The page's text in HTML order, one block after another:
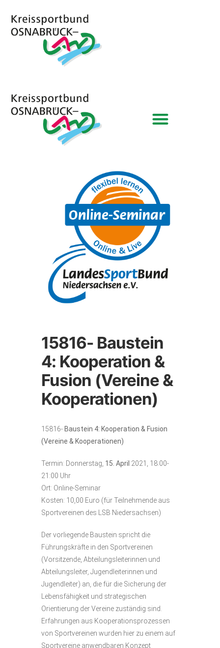
15816- Baustein
4: Kooperation &
Fusion (Vereine &
Kooperationen)
15816- Baustein 4: Kooperation & Fusion
(Vereine & Kooperationen)
Termin: Donnerstag, 15. April 2021, 18:00-
21:00 Uhr
Ort: Online-Seminar
Kosten: 10,00 Euro (für Teilnehmende aus
Sportvereinen des LSB Niedersachsen)
Der vorliegende Baustein spricht die
Führungskräfte in den Sportvereinen
(Vorsitzende, Abteilungsleiterinnen und
Abteilungsleiter, Jugendleiterinnen und
Jugendleiter) an, die für die Sicherung der
Lebensfähigkeit und strategischen
Orientierung der Vereine zuständig sind.
Erfahrungen aus Kooperationsprozessen
von Sportvereinen wurden hier zu einem auf
Sportvereine anwendbaren Konzept